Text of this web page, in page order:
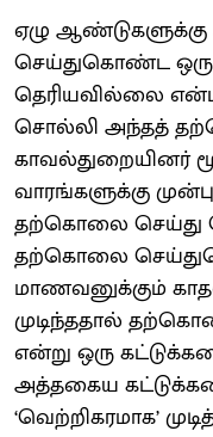
ஏழு
செய்துகொண்ட ஒரு
தெரியவில்லை
சொல்லி அந்தத்
காவல்துறையினர்
வாரங்களுக்கு
தற்கொலை செய்து
தற்கொலை
மாணவனுக்கும்
முடிந்ததால்
என்று ஒரு
அத்தகைய
‘வெற்றிகரமாக’